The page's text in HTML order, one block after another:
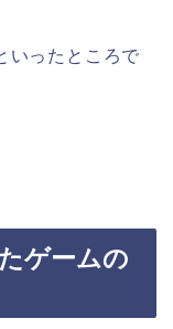
いったところで
ゲームの